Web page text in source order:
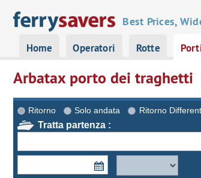
Best Prices,
Home Operatori Rotte
Arbatax porto dei traghetti
Ritorno Solo andata Ritorno
Tratta partenza :